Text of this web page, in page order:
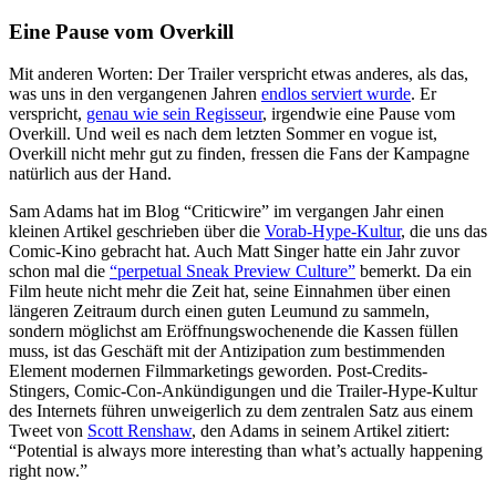
Eine Pause vom Overkill
Mit anderen Worten: Der Trailer verspricht etwas anderes, als das,
was uns in den vergangenen Jahren endlos serviert wurde. Er
verspricht, genau wie sein Regisseur, irgendwie eine Pause vom
Overkill. Und weil es nach dem letzten Sommer en vogue ist,
Overkill nicht mehr gut zu finden, fressen die Fans der Kampagne
natürlich aus der Hand.
Sam Adams hat im Blog “Criticwire” im vergangen Jahr einen
kleinen Artikel geschrieben über die Vorab-Hype-Kultur, die uns das
Comic-Kino gebracht hat. Auch Matt Singer hatte ein Jahr zuvor
schon mal die “perpetual Sneak Preview Culture” bemerkt. Da ein
Film heute nicht mehr die Zeit hat, seine Einnahmen über einen
längeren Zeitraum durch einen guten Leumund zu sammeln,
sondern möglichst am Eröffnungswochenende die Kassen füllen
muss, ist das Geschäft mit der Antizipation zum bestimmenden
Element modernen Filmmarketings geworden. Post-Credits-
Stingers, Comic-Con-Ankündigungen und die Trailer-Hype-Kultur
des Internets führen unweigerlich zu dem zentralen Satz aus einem
Tweet von Scott Renshaw, den Adams in seinem Artikel zitiert:
“Potential is always more interesting than what’s actually happening
right now.”